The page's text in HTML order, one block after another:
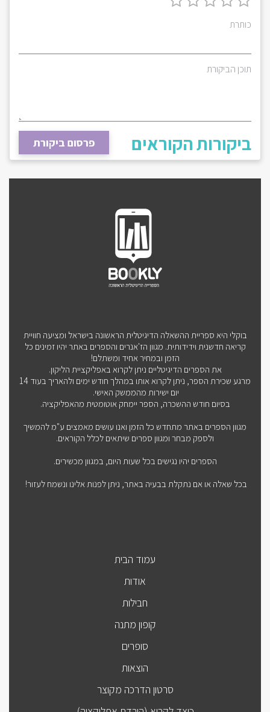
כותרת
תוכן הביקורת
פרסום ביקורת ביקורות הקוראים
בוקלי היא ספריית ההשאלה הדיגיטלית הראשונה בישראל ומציעה חוויית
קריאה חדשנית וידידותית. מגוון הז'אנרים והספרים באתר יהיו זמינים כל
הזמן ובמחיר אחיד ומשתלם!
את הספרים הדיגיטליים ניתן לקרוא באפליקציית הליקון.
מרגע שכירת הספר, ניתן לקרוא אותו במהלך חודש ימים ולהאריך בעוד 14
יום ישירות מהממשק האישי.
בסיום חודש ההשכרה, הספר יימחק אוטומטית מהאפליקציה.
מגוון הספרים באתר מתחדש כל הזמן ואנו עושים מאמצים ע"מ להמשיך
ולספק מבחר ומגוון ספרים שיתאים לכלל הקוראים.
הספרים יהיו נגישים בכל שעות היום, במגוון מכשירים.
בכל שאלה או אם נתקלת בבעיה באתר, ניתן לפנות אלינו ונשמח לעזור!
עמוד הבית
אודות
חבילות
קופון מתנה
סופרים
הוצאות
סרטון הדרכה מקוצר